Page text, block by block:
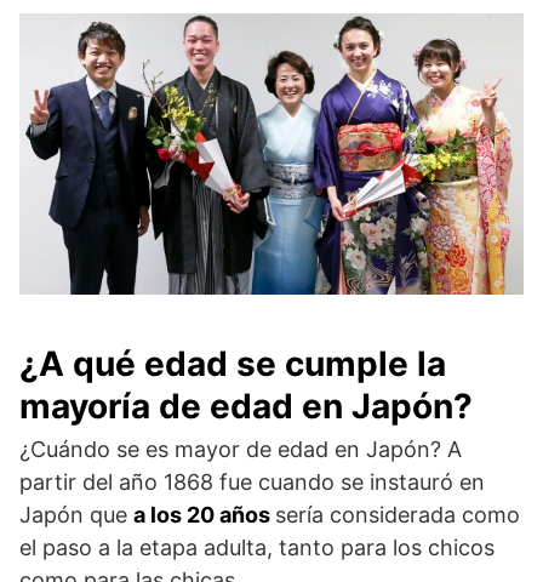
¿A qué edad se cumple la
mayoría de edad en Japón?
¿Cuándo se es mayor de edad en Japón? A
partir del año 1868 fue cuando se instauró en
Japón que a los 20 años sería considerada como
el paso a la etapa adulta, tanto para los chicos